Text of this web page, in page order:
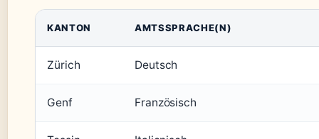
KANTON AMTSSPRACHE(N)
Zürich Deutsch
Genf Französisch